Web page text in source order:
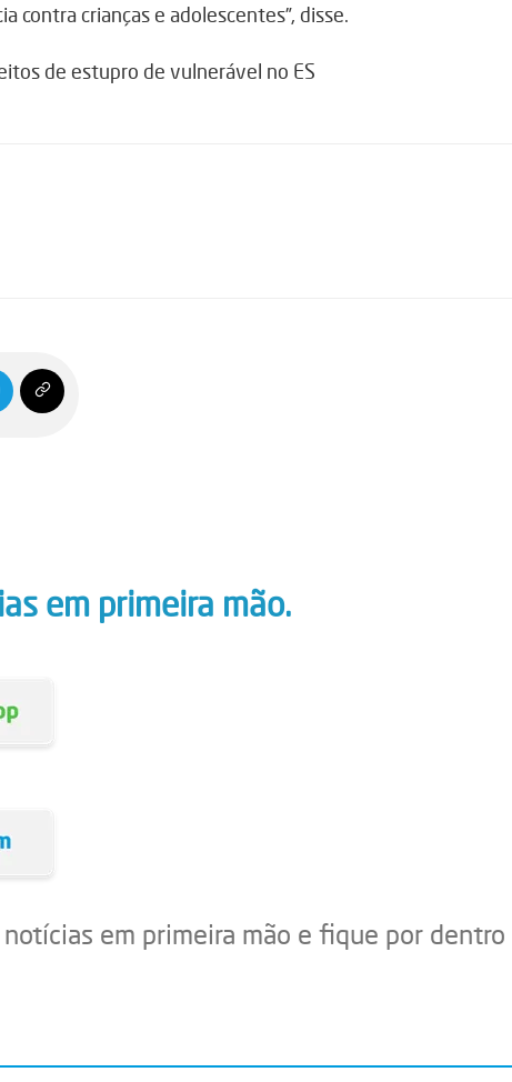
contra crianças e adolescentes”, disse.
em primeira mão.
em primeira mão e fique por dentro